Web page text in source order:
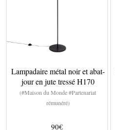
Lampadaire métal noir et abat-
jour en jute tressé H170
(#Maison du Monde #Partenariat
rémunéré)
90€